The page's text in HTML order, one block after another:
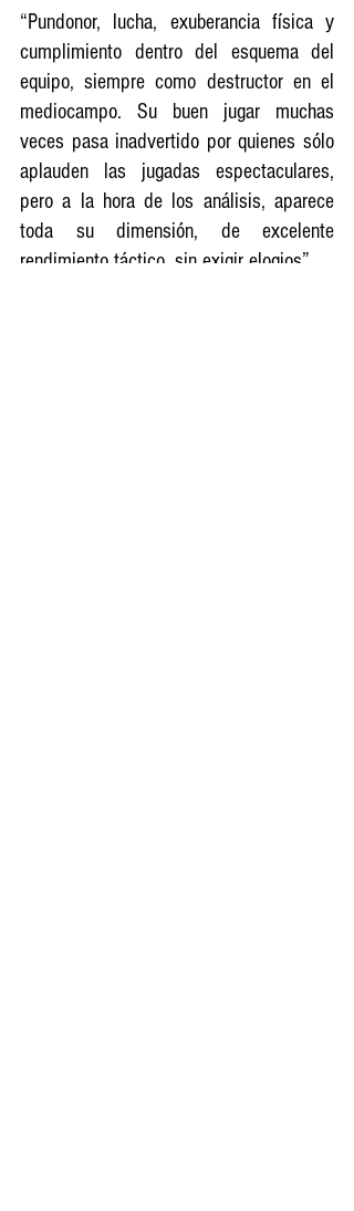
“Pundonor, lucha, exuberancia física y
cumplimiento dentro del esquema del
equipo, siempre como destructor en el
mediocampo. Su buen jugar muchas
veces pasa inadvertido por quienes sólo
aplauden las jugadas espectaculares,
pero a la hora de los análisis, aparece
toda su dimensión, de excelente
rendimiento táctico, sin exigir elogios”.